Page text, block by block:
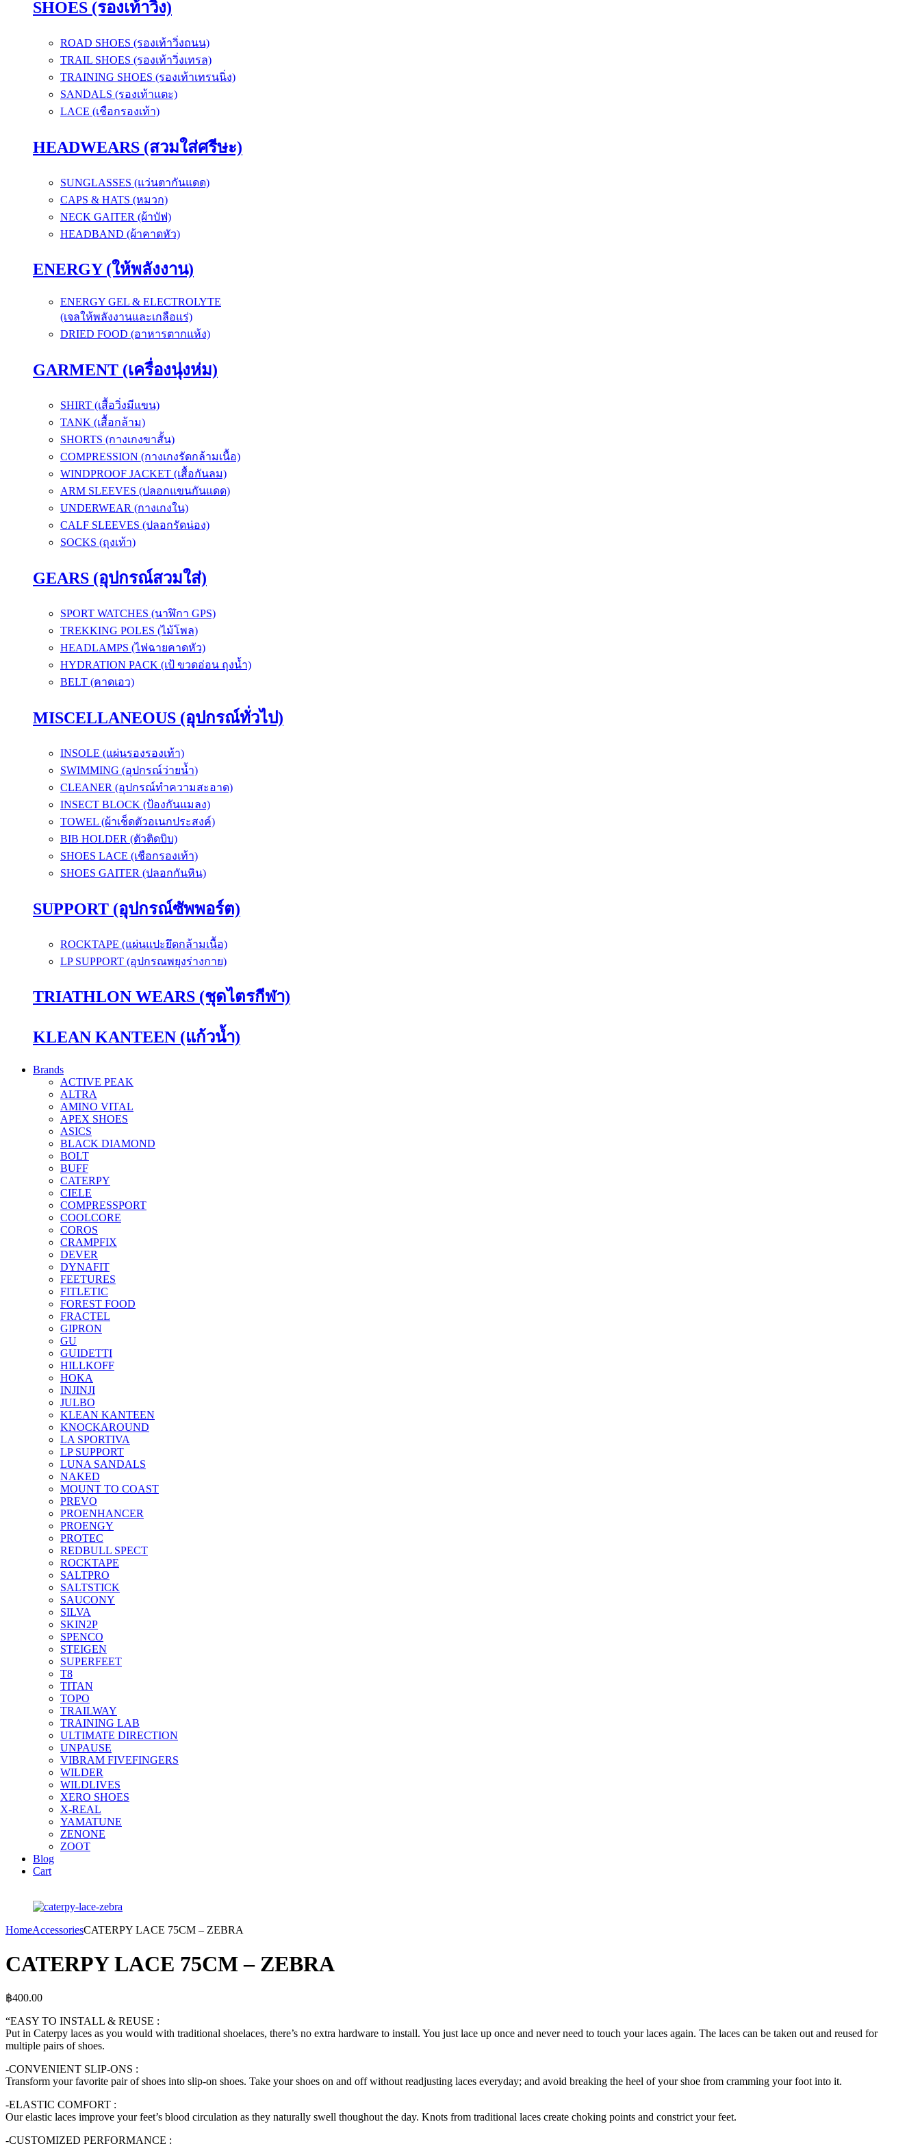
SHOES (รองเท้าวิ่ง)
ROAD SHOES (รองเท้าวิ่งถนน)
TRAIL SHOES (รองเท้าวิ่งเทรล)
TRAINING SHOES (รองเท้าเทรนนิ่ง)
SANDALS (รองเท้าแตะ)
LACE (เชือกรองเท้า)
HEADWEARS (สวมใส่ศรีษะ)
SUNGLASSES (แว่นตากันแดด)
CAPS & HATS (หมวก)
NECK GAITER (ผ้าบัฟ)
HEADBAND (ผ้าคาดหัว)
ENERGY (ให้พลังงาน)
ENERGY GEL & ELECTROLYTE
(เจลให้พลังงานและเกลือแร่)
DRIED FOOD (อาหารตากแห้ง)
GARMENT (เครื่องนุ่งห่ม)
SHIRT (เสื้อวิ่งมีแขน)
TANK (เสื้อกล้าม)
SHORTS (กางเกงขาสั้น)
COMPRESSION (กางเกงรัดกล้ามเนื้อ)
WINDPROOF JACKET (เสื้อกันลม)
ARM SLEEVES (ปลอกแขนกันแดด)
UNDERWEAR (กางเกงใน)
CALF SLEEVES (ปลอกรัดน่อง)
SOCKS (ถุงเท้า)
GEARS (อุปกรณ์สวมใส่)
SPORT WATCHES (นาฬิกา GPS)
TREKKING POLES (ไม้โพล)
HEADLAMPS (ไฟฉายคาดหัว)
HYDRATION PACK (เป้ ขวดอ่อน ถุงน้ำ)
BELT (คาดเอว)
MISCELLANEOUS (อุปกรณ์ทั่วไป)
INSOLE (แผ่นรองรองเท้า)
SWIMMING (อุปกรณ์ว่ายน้ำ)
CLEANER (อุปกรณ์ทำความสะอาด)
INSECT BLOCK (ป้องกันแมลง)
TOWEL (ผ้าเช็ดตัวอเนกประสงค์)
BIB HOLDER (ตัวติดบิบ)
SHOES LACE (เชือกรองเท้า)
SHOES GAITER (ปลอกกันหิน)
SUPPORT (อุปกรณ์ซัพพอร์ต)
ROCKTAPE (แผ่นแปะยึดกล้ามเนื้อ)
LP SUPPORT (อุปกรณพยุงร่างกาย)
TRIATHLON WEARS (ชุดไตรกีฬา)
KLEAN KANTEEN (แก้วน้ำ)
Brands
ACTIVE PEAK
ALTRA
AMINO VITAL
APEX SHOES
ASICS
BLACK DIAMOND
BOLT
BUFF
CATERPY
CIELE
COMPRESSPORT
COOLCORE
COROS
CRAMPFIX
DEVER
DYNAFIT
FEETURES
FITLETIC
FOREST FOOD
FRACTEL
GIPRON
GU
GUIDETTI
HILLKOFF
HOKA
INJINJI
JULBO
KLEAN KANTEEN
KNOCKAROUND
LA SPORTIVA
LP SUPPORT
LUNA SANDALS
NAKED
MOUNT TO COAST
PREVO
PROENHANCER
PROENGY
PROTEC
REDBULL SPECT
ROCKTAPE
SALTPRO
SALTSTICK
SAUCONY
SILVA
SKIN2P
SPENCO
STEIGEN
SUPERFEET
T8
TITAN
TOPO
TRAILWAY
TRAINING LAB
ULTIMATE DIRECTION
UNPAUSE
VIBRAM FIVEFINGERS
WILDER
WILDLIVES
XERO SHOES
X-REAL
YAMATUNE
ZENONE
ZOOT
Blog
Cart
HomeAccessoriesCATERPY LACE 75CM – ZEBRA
CATERPY LACE 75CM – ZEBRA
฿400.00
“EASY TO INSTALL & REUSE :
Put in Caterpy laces as you would with traditional shoelaces, there’s no extra hardware to install. You just lace up once and never need to touch your laces again. The laces can be taken out and reused for
multiple pairs of shoes.
-CONVENIENT SLIP-ONS :
Transform your favorite pair of shoes into slip-on shoes. Take your shoes on and off without readjusting laces everyday; and avoid breaking the heel of your shoe from cramming your foot into it.
-ELASTIC COMFORT :
Our elastic laces improve your feet’s blood circulation as they naturally swell thoughout the day. Knots from traditional laces create choking points and constrict your feet.
-CUSTOMIZED PERFORMANCE :